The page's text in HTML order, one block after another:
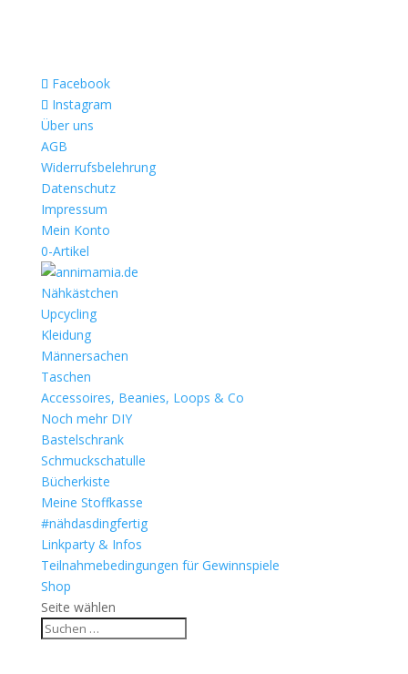
Facebook
Instagram
Über uns
AGB
Widerrufsbelehrung
Datenschutz
Impressum
Mein Konto
0-Artikel
Nähkästchen
Upcycling
Kleidung
Männersachen
Taschen
Accessoires, Beanies, Loops & Co
Noch mehr DIY
Bastelschrank
Schmuckschatulle
Bücherkiste
Meine Stoffkasse
#nähdasdingfertig
Linkparty & Infos
Teilnahmebedingungen für Gewinnspiele
Shop
Seite wählen